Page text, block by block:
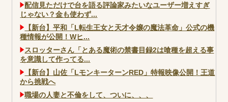
配信見ただけで台を語る評論家みたいなユーザー増えすぎ
じゃない？金も使わず...
【新台】平和「L転生王女と天才令嬢の魔法革命」公式の機
種情報が公開！Wヒ...
スロッターさん「とある魔術の禁書目録2は喰種を超える事
を意識して作ってる...
【新台】山佐「LモンキーターンRED」特報映像公開！王道
から挑戦へ
職場の人妻と不倫をして、ついに、、、